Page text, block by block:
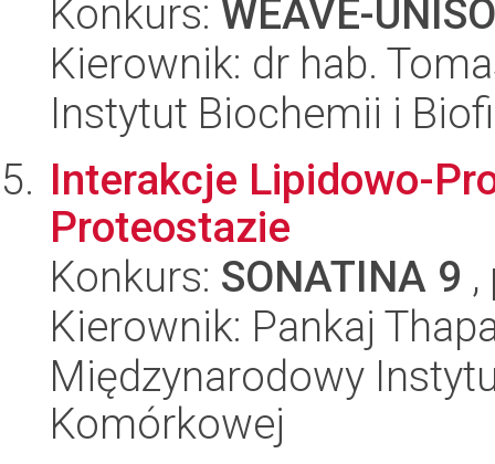
Konkurs: WEAVE-
Kierownik: dr hab.
Instytut Biochemii i
Interakcje Lipidowo-
Proteostazie
Konkurs: SONATINA 9
Kierownik: Pankaj
Międzynarodowy
Komórkowej